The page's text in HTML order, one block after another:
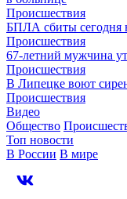
Происшествия
БПЛА сбиты сегодня
Происшествия
67-летний мужчина
Происшествия
В Липецке воют
Происшествия
Видео
Общество
Топ новости
В России В мире